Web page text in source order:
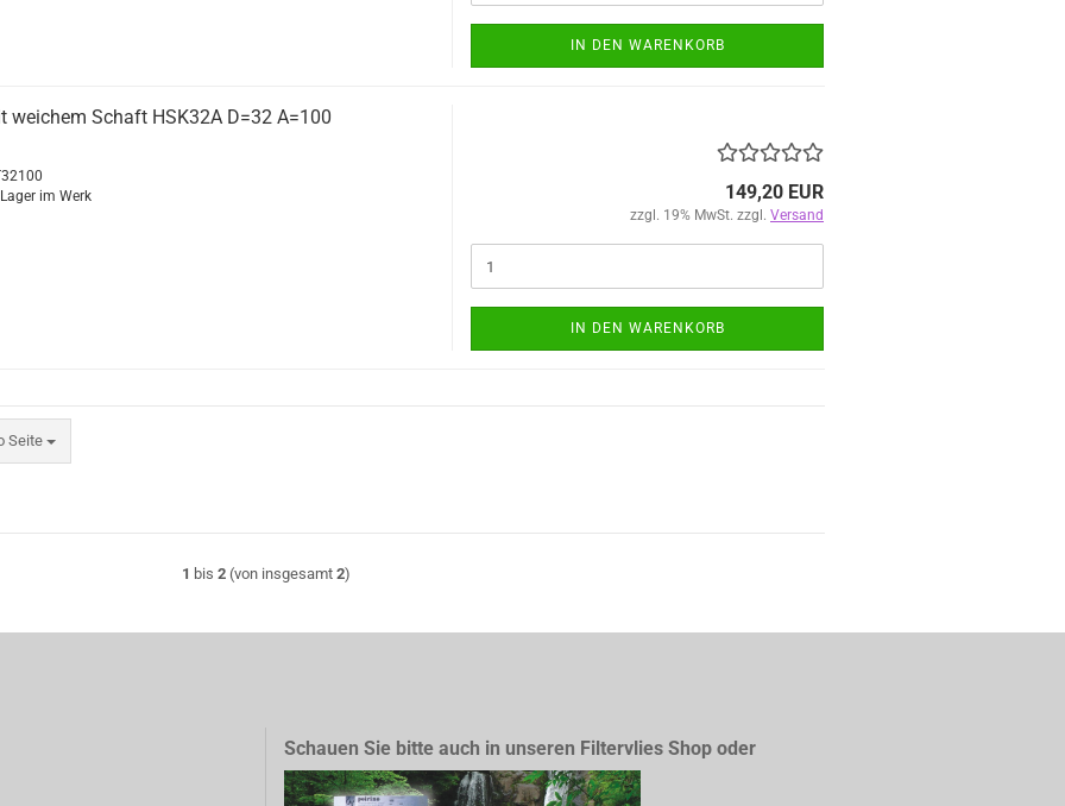
IN DEN WARENKORB
weichem Schaft HSK32A D=32 A=100
im Werk
149,20 EUR
zzgl. 19% MwSt. zzgl. Versand
IN DEN WARENKORB
Seite
1 bis 2 (von insgesamt 2)
Schauen Sie bitte auch in unseren Filtervlies Shop oder